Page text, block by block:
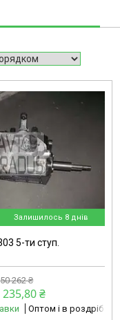
Залишилось 8 днів
5-ти ступ.
50 262 ₴
235,80 ₴
Оптом і в роздріб